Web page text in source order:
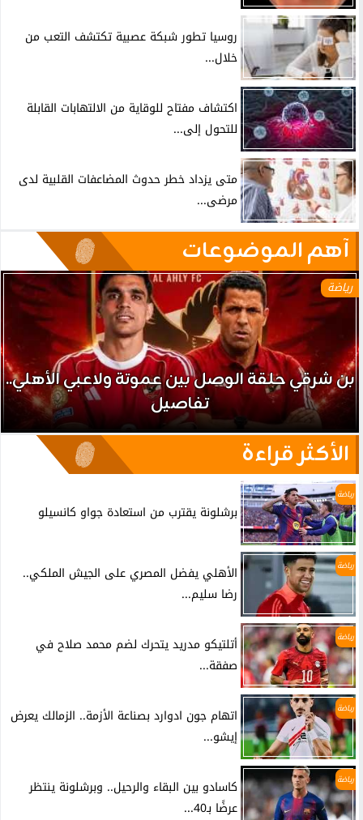
روسيا تطور شبكة عصبية تكتشف التعب من
خلال...
اكتشاف مفتاح للوقاية من الالتهابات القابلة
للتحول إلى...
متى يزداد خطر حدوث المضاعفات القلبية لدى
مرضى...
آهم الموضوعات
رياضة
بن شرقي حلقة الوصل بين عموتة ولاعبي الأهلي..
تفاصيل
الأكثر قراءة
رياضة
برشلونة يقترب من استعادة جواو كانسيلو
رياضة
الأهلي يفضل المصري على الجيش الملكي..
رضا سليم...
رياضة
أتلتيكو مدريد يتحرك لضم محمد صلاح في
صفقة...
رياضة
اتهام جون ادوارد بصناعة الأزمة.. الزمالك يعرض
إيشو...
رياضة
كاسادو بين البقاء والرحيل.. وبرشلونة ينتظر
عرضًا بـ40...